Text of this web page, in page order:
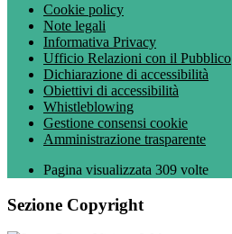
Cookie policy
Note legali
Informativa Privacy
Ufficio Relazioni con il Pubblico
Dichiarazione di accessibilità
Obiettivi di accessibilità
Whistleblowing
Gestione consensi cookie
Amministrazione trasparente
Pagina visualizzata 309 volte
Sezione Copyright